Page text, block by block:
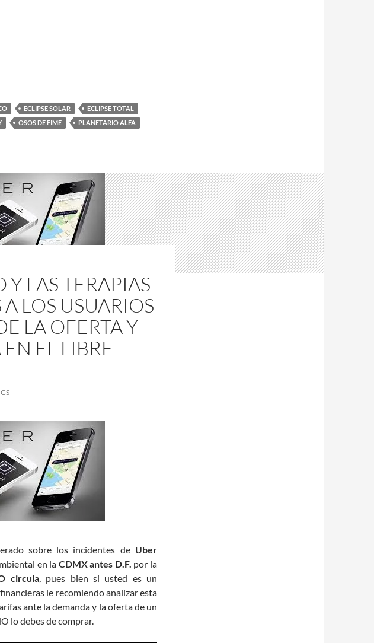
ECLIPSE SOLAR
ECLIPSE TOTAL
OSOS DE FIME
PLANETARIO ALFA
LAS TERAPIAS
LOS USUARIOS
LA OFERTA Y
EL LIBRE
sobre los incidentes de Uber
en la CDMX antes D.F. por la
circula, pues bien si usted es un
le recomiendo analizar esta
ante la demanda y la oferta de un
lo debes de comprar.